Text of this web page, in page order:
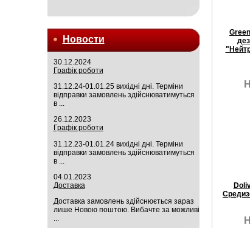
Новости
30.12.2024
Графік роботи
31.12.24-01.01.25 вихідні дні. Терміни
відправки замовлень здійснюватимуться
в ...
26.12.2023
Графік роботи
31.12.23-01.01.24 вихідні дні. Терміни
відправки замовлень здійснюватимуться
в ...
04.01.2023
Доставка
Доставка замовлень здійснюється зараз
лише Новою поштою. Вибачте за можливі
...